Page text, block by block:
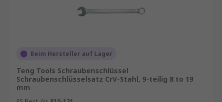
Beim Hersteller auf Lager
Teng Tools Schraubenschlüssel
Schraubenschlüsselsatz CrV-Stahl, 9-teilig 8 to 19
mm